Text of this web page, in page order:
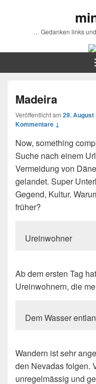
… Gedanken links
Madeira
Veröffentlicht am 29. August
Kommentare ↓
Now, something
Suche nach einem
Vermeidung von
gelandet. Super
Gegend, Kultur.
früher?
Ureinwohner
Ab dem ersten Tag
Ureinwohnern, die
Dem Wasser
Wandern ist sehr
den Nevadas folgen.
unregelmässig und